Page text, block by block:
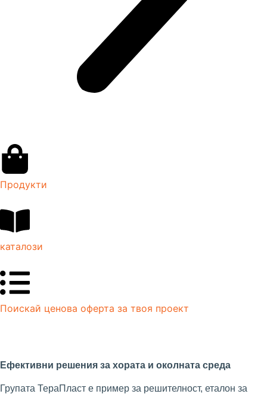
Продукти
каталози
Поискай ценова оферта за твоя проект
Ефективни решения за хората и околната среда
Групата ТераПласт е пример за решителност, еталон за